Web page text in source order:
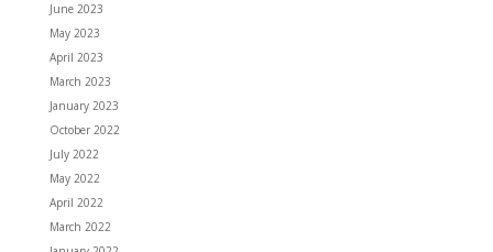
June 2023
May 2023
April 2023
March 2023
January 2023
October 2022
July 2022
May 2022
April 2022
March 2022